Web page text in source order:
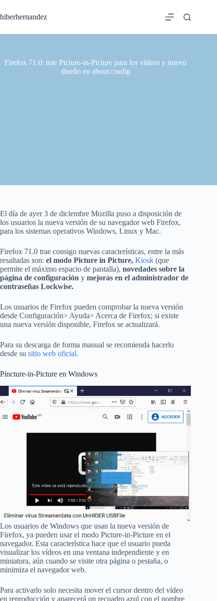
al
contenido
hiberhernandez
Firefox 71.0: trae Picture-in-Picture para los vídeos y nuevo
diseño en about:config
El día de ayer 3 de diciembre Mozilla puso a disposición de
los usuarios la nueva versión de su navegador web Firefox,
para los sistemas operativos Windows, Linux y Mac.
Firefox 71.0 trae consigo nuevas características, entre la más
resaltadas son: el modo Picture in Picture, Kiosk (que
permite el máximo espacio de pantalla), novedades sobre la
página de configuración y mejoras en el administrador de
contraseñas Lockwise.
Los usuarios de Firefox pueden comprobar la nueva versión
desde Configuración> Ayuda> Acerca de Firefox; si existe
una nueva versión disponible, Firefox se actualizará.
Para su descarga de forma manual se recomienda hacerlo
desde su sitio web oficial.
Pincture-in-Picture en Windows
Los usuarios de Windows que usan la nueva versión de
Firefox, ya pueden usar el modo Picture-in-Picture en el
navegador. Esta característica hace que el usuario pueda
visualizar los vídeos en una ventana independiente y en
miniatura, aún cuando se visite otra página o pestaña, o
minimiza el navegador web.
Para activarlo solo necesita mover el cursor dentro del vídeo
en reproducción y aparecerá un recuadro azul con el nombre